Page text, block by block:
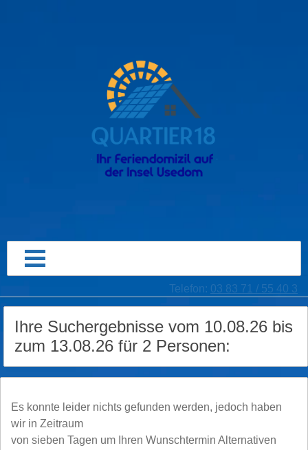
Telefon: 03 83 71 / 55 40 3
Ihre Suchergebnisse vom 10.08.26 bis
zum 13.08.26 für 2 Personen:
Es konnte leider nichts gefunden werden, jedoch haben
wir in Zeitraum
von sieben Tagen um Ihren Wunschtermin Alternativen